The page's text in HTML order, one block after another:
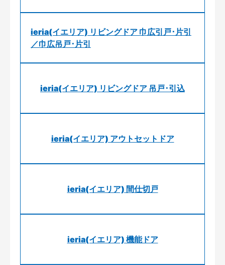
ieria(イエリア) リビングドア 巾広引戸･片引
／巾広吊戸･片引
ieria(イエリア) リビングドア 吊戸･引込
ieria(イエリア) アウトセットドア
ieria(イエリア) 間仕切戸
ieria(イエリア) 機能ドア